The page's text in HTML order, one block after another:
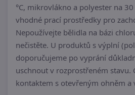
°C, mikrovlákno a polyester na 30
vhodné prací prostředky pro
Nepoužívejte bělidla na bázi
nečistěte. U produktů s výplní
doporučujeme po vyprání
uschnout v rozprostřeném stavu.
kontaktem s otevřeným ohněm